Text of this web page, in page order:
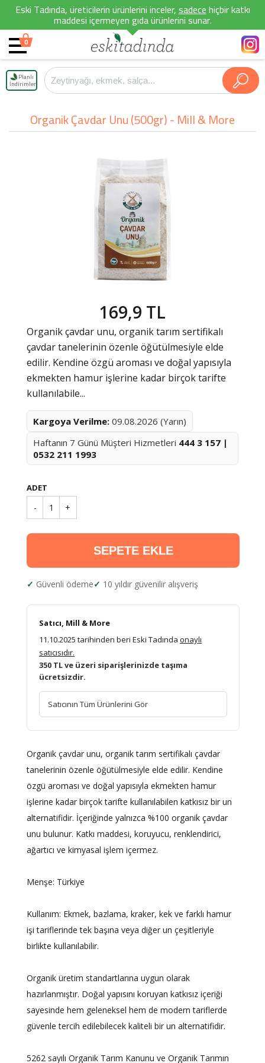
Eski Tadında, üreticilerin ürünlerini inceler,sadecehiçbir katkı
maddesi içermeyen gıda ürünlerini sunar.
0
Planlı
İndirimler
Organik Çavdar Unu (500gr) - Mill & More
169,9 TL
Organik çavdar unu, organik tarım sertifikalı
çavdar tanelerinin özenle öğütülmesiyle elde
edilir. Kendine özgü aroması ve doğal yapısıyla
ekmekten hamur işlerine kadar birçok tarifte
kullanılabile...
Kargoya Verilme: 09.08.2026 (Yarın)
Haftanın 7 Günü Müşteri Hizmetleri 444 3 157 |
0532 211 1993
ADET
- 1 +
SEPETE EKLE
Güvenli ödeme 10 yıldır güvenilir alışveriş
Satıcı, Mill & More
11.10.2025 tarihinden beri Eski Tadında onaylı
satıcısıdır.
350 TL ve üzeri siparişlerinizde taşıma
ücretsizdir.
Satıcının Tüm Ürünlerini Gör
Organik çavdar unu, organik tarım sertifikalı çavdar
tanelerinin özenle öğütülmesiyle elde edilir. Kendine
özgü aroması ve doğal yapısıyla ekmekten hamur
işlerine kadar birçok tarifte kullanılabilen katkısız bir un
alternatifidir. İçeriğinde yalnızca %100 organik çavdar
unu bulunur. Katkı maddesi, koruyucu, renklendirici,
ağartıcı ve kimyasal işlem içermez.
Menşe: Türkiye
Kullanım: Ekmek, bazlama, kraker, kek ve farklı hamur
işi tariflerinde tek başına veya diğer un çeşitleriyle
birlikte kullanılabilir.
Organik üretim standartlarına uygun olarak
hazırlanmıştır. Doğal yapısını koruyan katkısız içeriği
sayesinde hem geleneksel hem de modern tariflerde
güvenle tercih edilebilecek kaliteli bir un alternatifidir.
5262 sayılı Organik Tarım Kanunu ve Organik Tarımın